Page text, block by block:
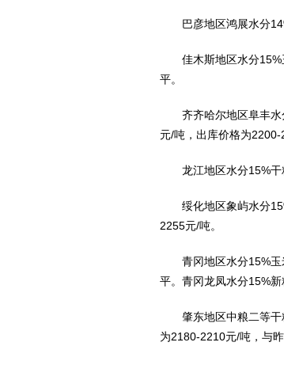
巴彦地区鸿展水分
佳木斯地区水分15%
平。
齐齐哈尔地区阜丰水
元/吨，出库价格为2200-
龙江地区水分15%干
绥化地区象屿水分
2255元/吨。
青冈地区水分15%玉
平。青冈龙凤水分15%新
肇东地区中粮二等干
为2180-2210元/吨，与昨